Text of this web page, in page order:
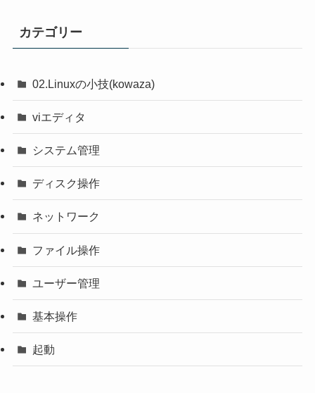
カテゴリー
02.Linuxの小技(kowaza)
viエディタ
システム管理
ディスク操作
ネットワーク
ファイル操作
ユーザー管理
基本操作
起動